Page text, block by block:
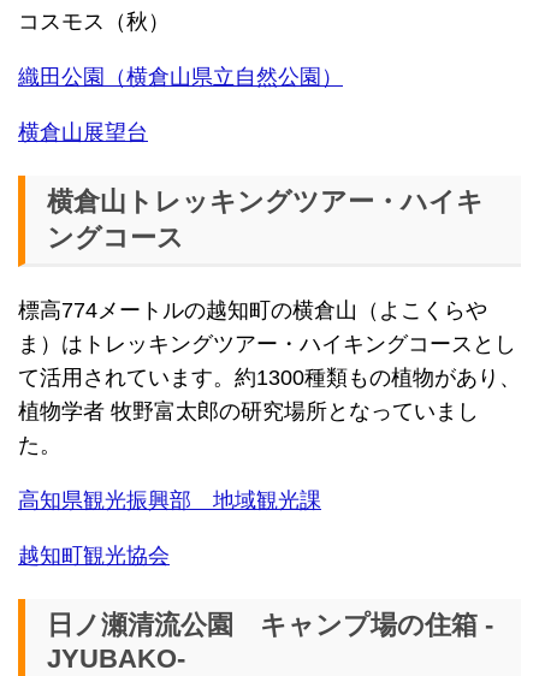
コスモス（秋）
織田公園（横倉山県立自然公園）
横倉山展望台
横倉山トレッキングツアー・ハイキ
ングコース
標高774メートルの越知町の横倉山（よこくらや
ま）はトレッキングツアー・ハイキングコースとし
て活用されています。約1300種類もの植物があり、
植物学者 牧野富太郎の研究場所となっていまし
た。
高知県観光振興部 地域観光課
越知町観光協会
日ノ瀬清流公園 キャンプ場の住箱 -
JYUBAKO-